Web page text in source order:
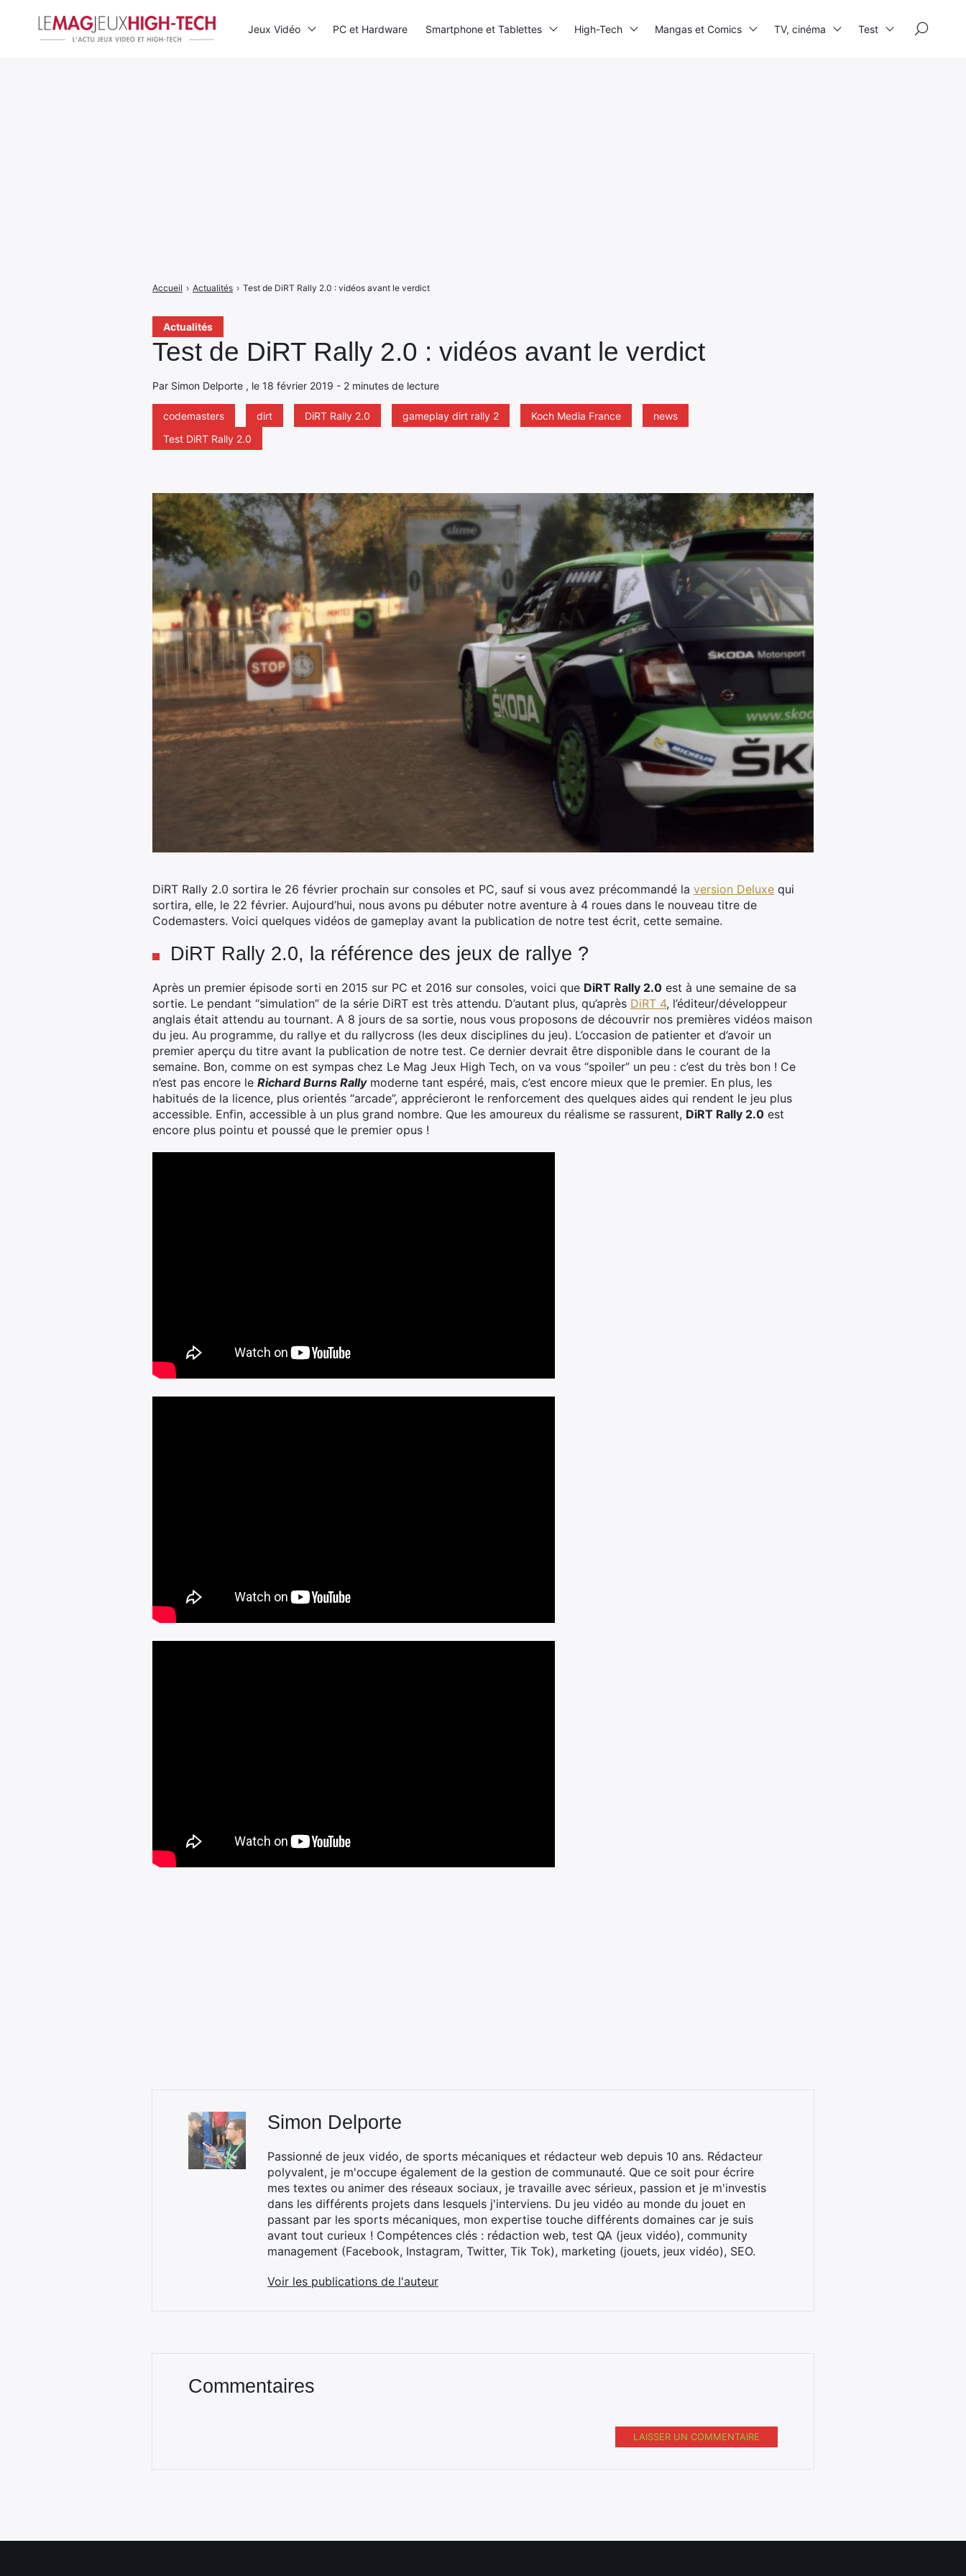
Actualités
Test de DiRT Rally 2.0 : vidéos avant le verdict
Par Simon Delporte , le 18 février 2019 - 2 minutes de lecture
codemasters dirt DiRT Rally 2.0 gameplay dirt rally 2 Koch Media France
news
Test DiRT Rally 2.0
Accueil › Actualités › Test de DiRT Rally 2.0 : vidéos avant le verdict
DiRT Rally 2.0 sortira le 26 février prochain sur consoles et PC, sauf si vous avez précommandé la version Deluxe qui
sortira, elle, le 22 février. Aujourd’hui, nous avons pu débuter notre aventure à 4 roues dans le nouveau titre de
Codemasters. Voici quelques vidéos de gameplay avant la publication de notre test écrit, cette semaine.
DiRT Rally 2.0, la référence des jeux de rallye ?
Après un premier épisode sorti en 2015 sur PC et 2016 sur consoles, voici que DiRT Rally 2.0 est à une semaine de sa
sortie. Le pendant “simulation” de la série DiRT est très attendu. D’autant plus, qu’après DiRT 4, l’éditeur/développeur
anglais était attendu au tournant. A 8 jours de sa sortie, nous vous proposons de découvrir nos premières vidéos maison
du jeu. Au programme, du rallye et du rallycross (les deux disciplines du jeu). L’occasion de patienter et d’avoir un
premier aperçu du titre avant la publication de notre test. Ce dernier devrait être disponible dans le courant de la
semaine. Bon, comme on est sympas chez Le Mag Jeux High Tech, on va vous “spoiler” un peu : c’est du très bon ! Ce
n’est pas encore le Richard Burns Rallymoderne tant espéré, mais, c’est encore mieux que le premier. En plus, les
habitués de la licence, plus orientés “arcade”, apprécieront le renforcement des quelques aides qui rendent le jeu plus
accessible. Enfin, accessible à un plus grand nombre. Que les amoureux du réalisme se rassurent, DiRT Rally 2.0 est
encore plus pointu et poussé que le premier opus !
Simon Delporte
Passionné de jeux vidéo, de sports mécaniques et rédacteur web depuis 10 ans. Rédacteur
polyvalent, je m'occupe également de la gestion de communauté. Que ce soit pour écrire
mes textes ou animer des réseaux sociaux, je travaille avec sérieux, passion et je m'investis
dans les différents projets dans lesquels j'interviens. Du jeu vidéo au monde du jouet en
passant par les sports mécaniques, mon expertise touche différents domaines car je suis
avant tout curieux ! Compétences clés : rédaction web, test QA (jeux vidéo), community
management (Facebook, Instagram, Twitter, Tik Tok), marketing (jouets, jeux vidéo), SEO.
Voir les publications de l'auteur
Commentaires
LAISSER UN COMMENTAIRE
Jeux Vidéo PC et Hardware Smartphone et Tablettes High-Tech Mangas et Comics TV, cinéma Test